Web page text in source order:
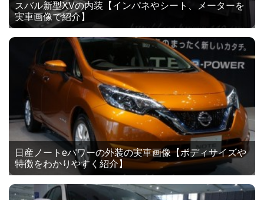
スバル新型XVの内装【インパネやシート、メーターを
実車画像で紹介】
日産ノートeパワーの外装の実車画像【ボディサイズや
特徴をわかりやすく紹介】